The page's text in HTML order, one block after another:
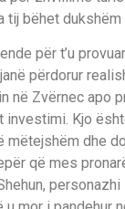
tij bëhet dukshëm
për t’u
përdorur
në Zvërnec apo
investimi. Kjo
mëtejshëm dhe
që mes